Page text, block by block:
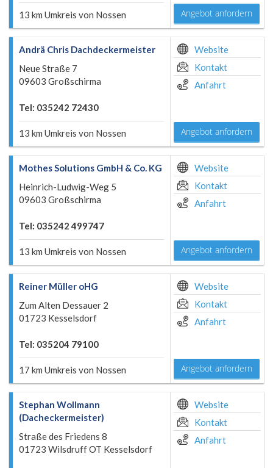
13 km Umkreis von Nossen Angebot anfordern
Andrä Chris Dachdeckermeister
Neue Straße 7
09603 Großschirma
Tel: 035242 72430
13 km Umkreis von Nossen
Website
Kontakt
Anfahrt
Angebot anfordern
Mothes Solutions GmbH & Co. KG
Heinrich-Ludwig-Weg 5
09603 Großschirma
Tel: 035242 499747
13 km Umkreis von Nossen
Website
Kontakt
Anfahrt
Angebot anfordern
Reiner Müller oHG
Zum Alten Dessauer 2
01723 Kesselsdorf
Tel: 035204 79100
17 km Umkreis von Nossen
Website
Kontakt
Anfahrt
Angebot anfordern
Stephan Wollmann
(Dacheckermeister)
Straße des Friedens 8
01723 Wilsdruff OT Kesselsdorf
Website
Kontakt
Anfahrt